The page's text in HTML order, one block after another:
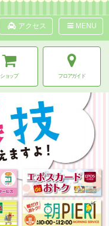
アクセス MENU
ショップ フロアガイド